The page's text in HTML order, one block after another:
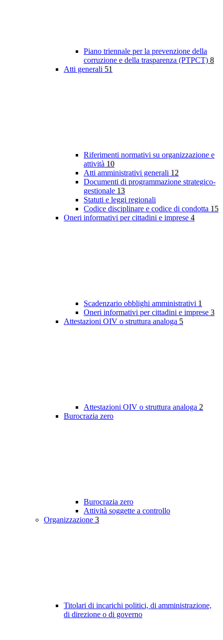
Piano triennale per la prevenzione della
corruzione e della trasparenza (PTPCT) 8
Atti generali 51
Riferimenti normativi su organizzazione e
attività 10
Atti amministrativi generali 12
Documenti di programmazione strategico-
gestionale 13
Statuti e leggi regionali
Codice disciplinare e codice di condotta 15
Oneri informativi per cittadini e imprese 4
Scadenzario obblighi amministrativi 1
Oneri informativi per cittadini e imprese 3
Attestazioni OIV o struttura analoga 5
Attestazioni OIV o struttura analoga 2
Burocrazia zero
Burocrazia zero
Attività soggette a controllo
Organizzazione 3
Titolari di incarichi politici, di amministrazione,
di direzione o di governo